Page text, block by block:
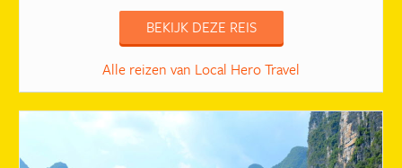
BEKIJK DEZE REIS
Alle reizen van Local Hero Travel